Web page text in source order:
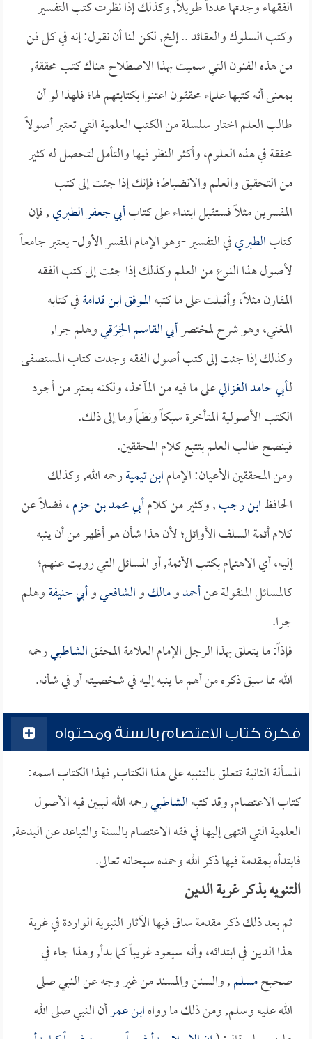
الفقهاء وجدتها عدداً طويلاً, وكذلك إذا نظرت كتب التفسير
وكتب السلوك والعقائد .. إلخ, لكن لنا أن نقول: إنه في كل فن
من هذه الفنون التي سميت بهذا الاصطلاح هناك كتب محققة,
بمعنى أنه كتبها علماء محققون اعتنوا بكتابتهم لها؛ فلهذا لو أن
طالب العلم اختار سلسلة من الكتب العلمية التي تعتبر أصولاً
محققة في هذه العلوم، وأكثر النظر فيها والتأمل لتحصل له كثير
من التحقيق والعلم والانضباط؛ فإنك إذا جئت إلى كتب
المفسرين مثلاً فستقبل ابتداء على كتابأبي جعفر الطبري, فإن
كتابالطبريفي التفسير -وهو الإمام المفسر الأول- يعتبر جامعاً
لأصول هذا النوع من العلم وكذلك إذا جئت إلى كتب الفقه
المقارن مثلاً، وأقبلت على ما كتبهالموفق ابن قدامةفي كتابه
المغني، وهو شرح لمختصرأبي القاسم الخِرَقيوهلم جرا,
وكذلك إذا جئت إلى كتب أصول الفقه وجدت كتاب المستصفى
لـأبي حامد الغزاليعلى ما فيه من المآخذ، ولكنه يعتبر من أجود
الكتب الأصولية المتأخرة سبكاً ونظماً وما إلى ذلك.
فينصح طالب العلم بتتبع كلام المحققين.
ومن المحققين الأعيان: الإمامابن تيميةرحمه الله, وكذلك
الحافظابن رجب, وكثير من كلامأبي محمد بن حزم، فضلاً عن
كلام أئمة السلف الأوائل؛ لأن هذا شأن هو أظهر من أن ينبه
إليه، أي الاهتمام بكتب الأئمة, أو المسائل التي رويت عنهم؛
كالمسائل المنقولة عنأحمدومالكوالشافعيوأبي حنيفةوهلم
جرا.
فإذاً: ما يتعلق بهذا الرجل الإمام العلامة المحققالشاطبيرحمه
الله مما سبق ذكره من أهم ما ينبه إليه في شخصيته أو في شأنه.
فكرة كتاب الاعتصام بالسنة ومحتواه
المسألة الثانية تتعلق بالتنبيه على هذا الكتاب, فهذا الكتاب اسمه:
كتاب الاعتصام, وقد كتبهالشاطبيرحمه الله ليبين فيه الأصول
العلمية التي انتهى إليها في فقه الاعتصام بالسنة والتباعد عن البدعة,
فابتدأه بمقدمة فيها ذكر الله وحمده سبحانه تعالى.
التنويه بذكر غربة الدين
ثم بعد ذلك ذكر مقدمة ساق فيها الآثار النبوية الواردة في غربة
هذا الدين في ابتدائه، وأنه سيعود غريباً كما بدأ, وهذا جاء في
صحيحمسلم, والسنن والمسند من غير وجه عن النبي صلى
الله عليه وسلم, ومن ذلك ما رواهابن عمرأن النبي صلى الله